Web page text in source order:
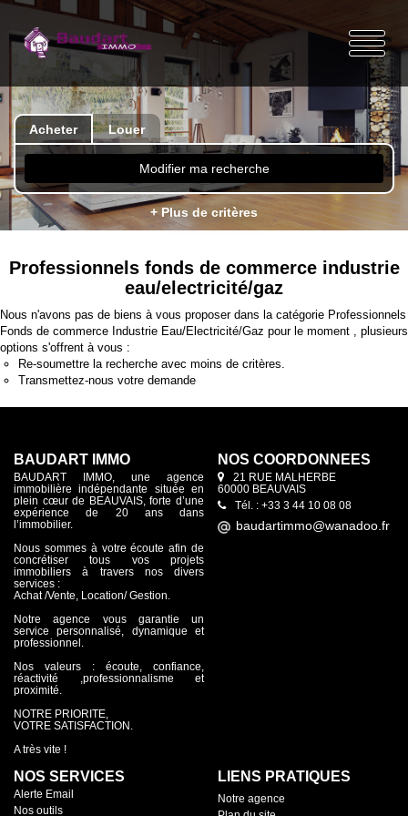
Acheter Louer
Modifier ma recherche
+ Plus de critères
Professionnels fonds de commerce industrie
eau/electricité/gaz
Nous n'avons pas de biens à vous proposer dans la catégorie Professionnels
Fonds de commerce Industrie Eau/Electricité/Gaz pour le moment , plusieurs
options s'offrent à vous :
Re-soumettre la recherche avec moins de critères.
Transmettez-nous votre demande
BAUDART IMMO
BAUDART IMMO, une agence
immobilière indépendante située en
plein cœur de BEAUVAIS, forte d’une
expérience de 20 ans dans
l’immobilier.
Nous sommes à votre écoute afin de
concrétiser tous vos projets
immobiliers à travers nos divers
services :
Achat /Vente, Location/ Gestion.
Notre agence vous garantie un
service personnalisé, dynamique et
professionnel.
Nos valeurs : écoute, confiance,
réactivité ,professionnalisme et
proximité.
NOTRE PRIORITE,
VOTRE SATISFACTION.
A très vite !
NOS COORDONNÉES
21 RUE MALHERBE
60000 BEAUVAIS
Tél. : +33 3 44 10 08 08
NOS SERVICES
Alerte Email
Nos outils
LIENS PRATIQUES
Notre agence